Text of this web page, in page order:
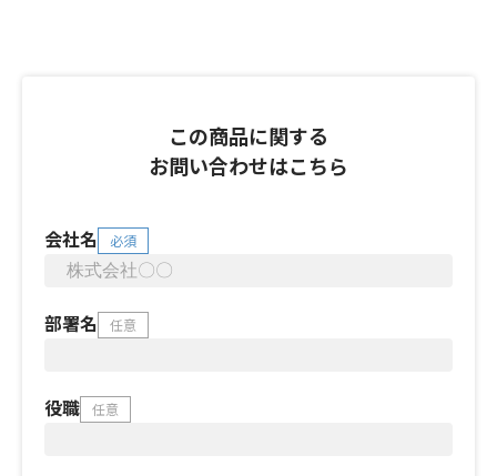
この商品に関する
お問い合わせはこちら
会社名 必須
部署名 任意
役職 任意